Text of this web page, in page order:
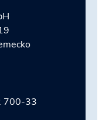
700-33